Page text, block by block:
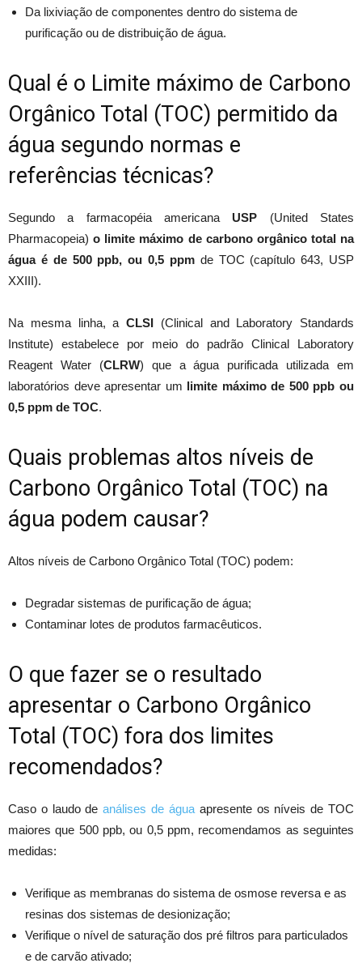
Da lixiviação de componentes dentro do sistema de
purificação ou de distribuição de água.
Qual é o Limite máximo de Carbono
Orgânico Total (TOC) permitido da
água segundo normas e
referências técnicas?
Segundo a farmacopéia americana USP (United States
Pharmacopeia)o limite máximo de carbono orgânico total na
água é de 500 ppb, ou 0,5 ppmde TOC (capítulo 643, USP
XXIII).
Na mesma linha, a CLSI
(Clinical and Laboratory Standards
Institute) estabelece por meio do padrão Clinical Laboratory
Reagent Water (CLRW) que a água purificada utilizada em
laboratórios deve apresentar um
limite máximo de 500 ppb ou
0,5 ppm de TOC.
Quais problemas altos níveis de
Carbono Orgânico Total (TOC) na
água podem causar?
Altos níveis de Carbono Orgânico Total (TOC) podem:
Degradar sistemas de purificação de água;
Contaminar lotes de produtos farmacêuticos.
O que fazer se o resultado
apresentar o Carbono Orgânico
Total (TOC) fora dos limites
recomendados?
Caso o laudo deanálises de águaapresente os níveis de TOC
maiores que 500 ppb, ou 0,5 ppm, recomendamos as seguintes
medidas:
Verifique as membranas do sistema de osmose reversa e as
resinas dos sistemas de desionização;
Verifique o nível de saturação dos pré filtros para particulados
e de carvão ativado;